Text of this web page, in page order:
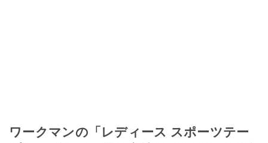
ワークマンの「レディース スポーツテー